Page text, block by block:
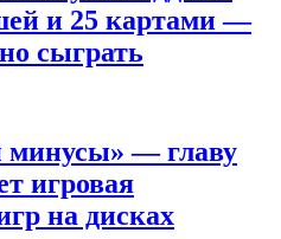
и 25 картами —
сыграть
минусы» — главу
игровая
на дисках